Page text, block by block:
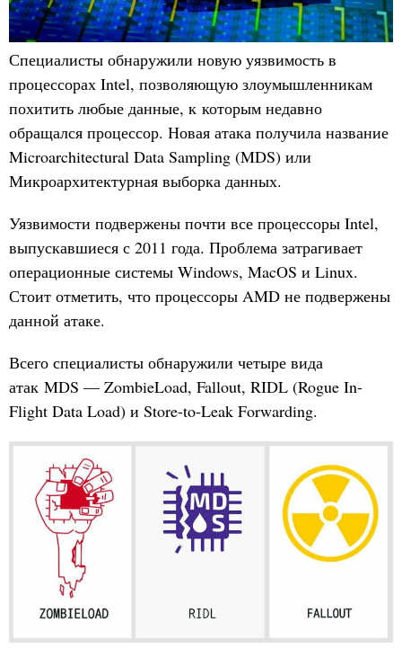
Специалисты обнаружили новую уязвимость в
процессорах Intel, позволяющую злоумышленникам
похитить любые данные, к которым недавно
обращался процессор. Новая атака получила название
Microarchitectural Data Sampling (MDS) или
Микроархитектурная выборка данных.
Уязвимости подвержены почти все процессоры Intel,
выпускавшиеся с 2011 года. Проблема затрагивает
операционные системы Windows, MacOS и Linux.
Стоит отметить, что процессоры AMD не подвержены
данной атаке.
Всего специалисты обнаружили четыре вида
атак MDS — ZombieLoad, Fallout, RIDL (Rogue In-
Flight Data Load) и Store-to-Leak Forwarding.